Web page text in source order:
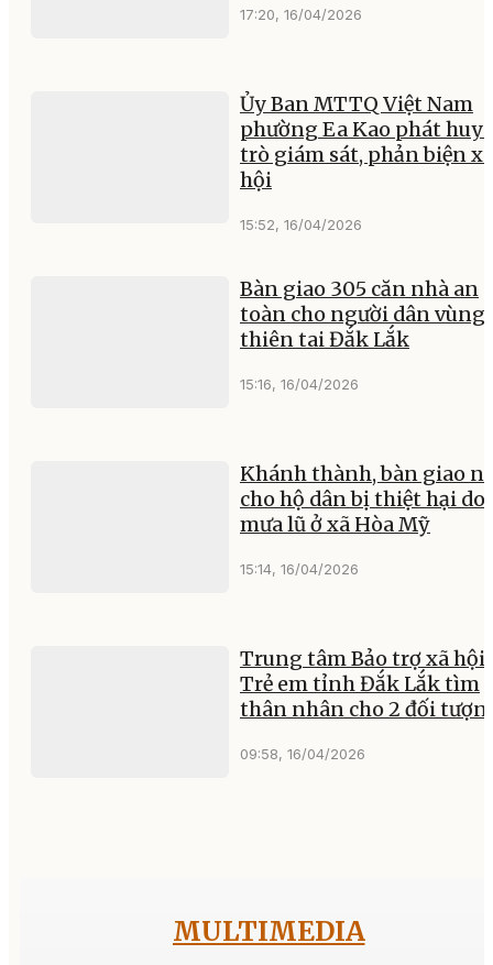
17:20, 16/04/2026
Ủy Ban MTTQ Việt Nam
phường Ea Kao phát huy
trò giám sát, phản biện xã
hội
15:52, 16/04/2026
Bàn giao 305 căn nhà an
toàn cho người dân vùng
thiên tai Đắk Lắk
15:16, 16/04/2026
Khánh thành, bàn giao
cho hộ dân bị thiệt hại do
mưa lũ ở xã Hòa Mỹ
15:14, 16/04/2026
Trung tâm Bảo trợ xã hội
Trẻ em tỉnh Đắk Lắk tìm
thân nhân cho 2 đối
09:58, 16/04/2026
MULTIMEDIA